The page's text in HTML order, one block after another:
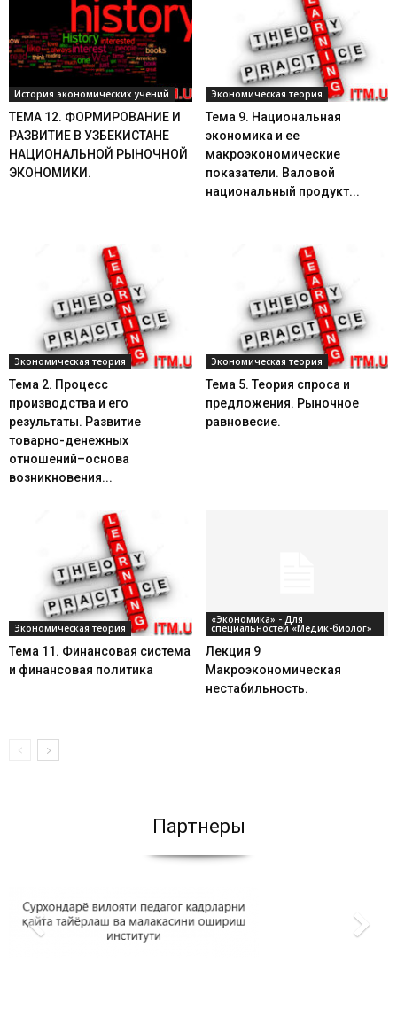
История экономических учений
ТЕМА 12. ФОРМИРОВАНИЕ И
РАЗВИТИЕ В УЗБЕКИСТАНЕ
НАЦИОНАЛЬНОЙ РЫНОЧНОЙ
ЭКОНОМИКИ.
Экономическая теория
Тема 9. Национальная
экономика и ее
макроэкономические
показатели. Валовой
национальный продукт...
Экономическая теория
Тема 2. Процесс
производства и его
результаты. Развитие
товарно-денежных
отношений–основа
возникновения...
Экономическая теория
Тема 5. Теория спроса и
предложения. Рыночное
равновесие.
Экономическая теория
Тема 11. Финансовая система
и финансовая политика
«Экономика» - Для
специальностей «Медик-биолог»
Лекция 9
Макроэкономическая
нестабильность.
Партнеры